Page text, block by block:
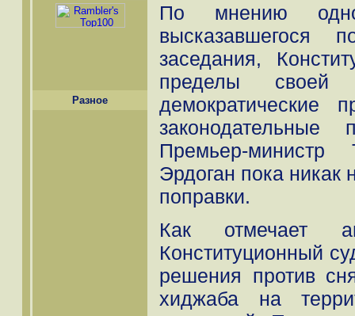
Разное
По мнению
высказавшегося
заседания,
пределы своей
демократические
законодательные
Премьер-
Эрдоган пока никак
поправки.
Как отмечает
Конституционный
решения против
хиджаба на